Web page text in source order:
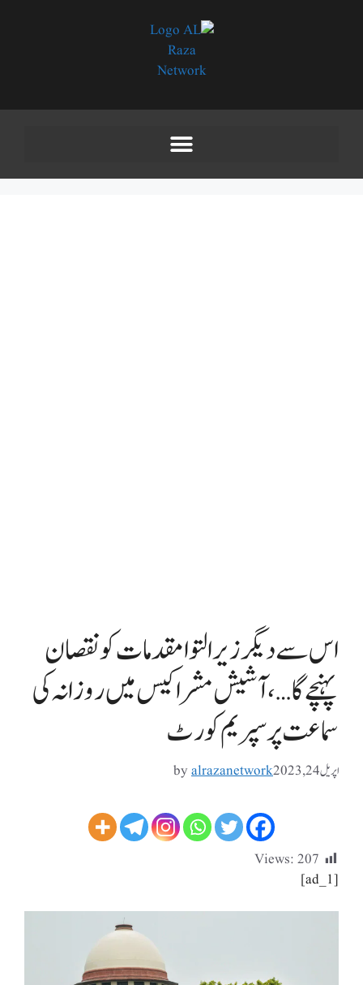
اس سے دیگر زیر التوا مقدمات کو نقصان
پہنچے گا…، آشیش مشرا کیس میں روزانہ کی
سماعت پر سپریم کورٹ
اپریل 24, 2023 byalrazanetwork
Views: 207
[ad_1]